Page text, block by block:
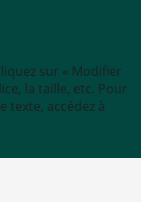
sur « Modifier
la taille, etc. Pour
texte, accédez à